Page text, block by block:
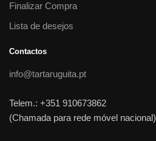
Finalizar Compra
Lista de desejos
Contactos
info@tartaruguita.pt
Telem.: +351 910673862
(Chamada para rede móvel nacional)